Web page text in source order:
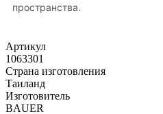
пространства.
Артикул
1063301
Страна изготовления
Таиланд
Изготовитель
BAUER